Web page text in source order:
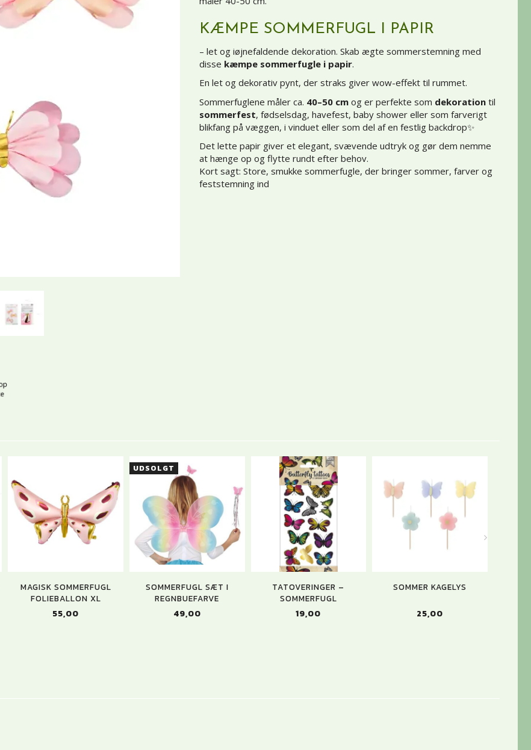
KÆMPE SOMMERFUGL I PAPIR
– let og iøjnefaldende dekoration. Skab ægte sommerstemning med
disse kæmpe sommerfugle i papir.
En let og dekorativ pynt, der straks giver wow-effekt til rummet.
Sommerfuglene måler ca. 40–50 cmog er perfekte som dekorationtil
sommerfest, fødselsdag, havefest, baby shower eller som farverigt
blikfang på væggen, i vinduet eller som del af en festlig backdrop✨
Det lette papir giver et elegant, svævende udtryk og gør dem nemme
at hænge op og flytte rundt efter behov.
Kort sagt: Store, smukke sommerfugle, der bringer sommer, farver og
feststemning ind
MAGISK SOMMERFUGL
FOLIEBALLON XL
55,00
UDSOLGT
SOMMERFUGL SÆT I
REGNBUEFARVE
49,00
TATOVERINGER –
SOMMERFUGL
19,00
SOMMER KAGELYS
25,00